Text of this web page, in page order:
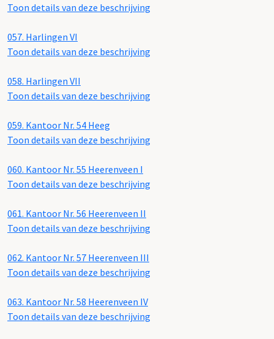
Toon details van deze beschrijving
057. Harlingen VI
Toon details van deze beschrijving
058. Harlingen VII
Toon details van deze beschrijving
059. Kantoor Nr. 54 Heeg
Toon details van deze beschrijving
060. Kantoor Nr. 55 Heerenveen I
Toon details van deze beschrijving
061. Kantoor Nr. 56 Heerenveen II
Toon details van deze beschrijving
062. Kantoor Nr. 57 Heerenveen III
Toon details van deze beschrijving
063. Kantoor Nr. 58 Heerenveen IV
Toon details van deze beschrijving